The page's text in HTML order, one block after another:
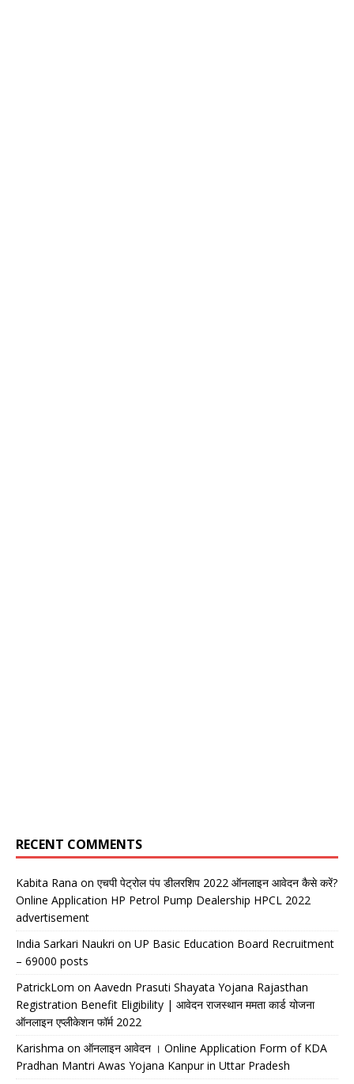
RECENT COMMENTS
Kabita Rana on एचपी पेट्रोल पंप डीलरशिप 2022 ऑनलाइन आवेदन कैसे करें?
Online Application HP Petrol Pump Dealership HPCL 2022
advertisement
India Sarkari Naukri on UP Basic Education Board Recruitment
– 69000 posts
PatrickLom on Aavedn Prasuti Shayata Yojana Rajasthan
Registration Benefit Eligibility | आवेदन राजस्थान ममता कार्ड योजना
ऑनलाइन एप्लीकेशन फॉर्म 2022
Karishma on ऑनलाइन आवेदन । Online Application Form of KDA
Pradhan Mantri Awas Yojana Kanpur in Uttar Pradesh